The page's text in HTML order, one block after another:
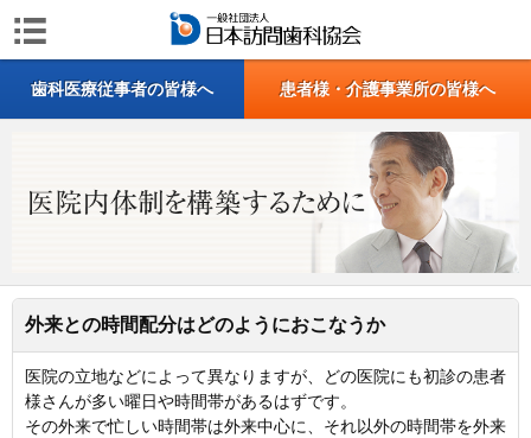
歯科医療従事者の皆様へ 患者様・介護事業所の皆様へ
外来との時間配分はどのようにおこなうか
医院の立地などによって異なりますが、どの医院にも初診の患者
様さんが多い曜日や時間帯があるはずです。
その外来で忙しい時間帯は外来中心に、それ以外の時間帯を外来